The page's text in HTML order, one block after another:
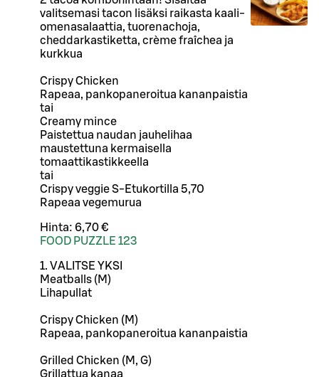
valitsemasi tacon lisäksi raikasta kaali-
omenasalaattia, tuorenachoja,
cheddarkastiketta, crème fraîchea ja
kurkkua
Crispy Chicken
Rapeaa, pankopaneroitua kananpaistia
tai
Creamy mince
Paistettua naudan jauhelihaa
maustettuna kermaisella
tomaattikastikkeella
tai
Crispy veggie S-Etukortilla 5,70
Rapeaa vegemurua
Hinta: 6,70 €
FOOD PUZZLE 123
1. VALITSE YKSI
Meatballs (M)
Lihapullat
Crispy Chicken (M)
Rapeaa, pankopaneroitua kananpaistia
Grilled Chicken (M, G)
Grillattua kanaa